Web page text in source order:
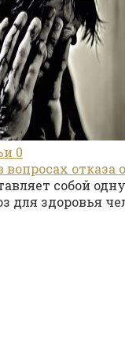
0
вопросах отказа
собой
для здоровья